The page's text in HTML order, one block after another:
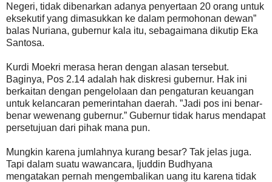
Negeri, tidak dibenarkan adanya penyertaan 20 orang untuk
eksekutif yang dimasukkan ke dalam permohonan dewan”
balas Nuriana, gubernur kala itu, sebagaimana dikutip Eka
Santosa.
Kurdi Moekri merasa heran dengan alasan tersebut.
Baginya, Pos 2.14 adalah hak diskresi gubernur. Hak ini
berkaitan dengan pengelolaan dan pengaturan keuangan
untuk kelancaran pemerintahan daerah. ”Jadi pos ini benar-
benar wewenang gubernur.” Gubernur tidak harus mendapat
persetujuan dari pihak mana pun.
Mungkin karena jumlahnya kurang besar? Tak jelas juga.
Tapi dalam suatu wawancara, Ijuddin Budhyana
mengatakan pernah mengembalikan uang itu karena tidak